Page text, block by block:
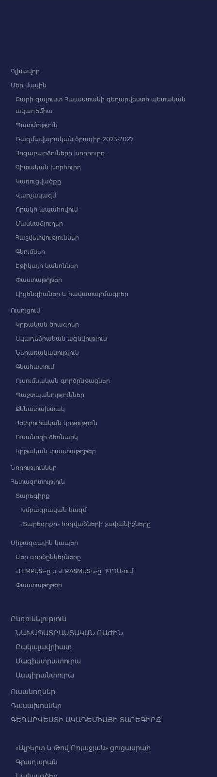
Գլխավոր
Մեր մասին
Բարի գալուստ Հայաստանի գեղարվեստի պետական
ակադեմիա
Պատմություն
Ռազմավարական ծրագիր 2023-2027
Հոգաբարձուների խորհուրդ
Գիտական խորհուրդ
Կառուցվածքը
Վարչակազմ
Որակի ապահովում
Մասնաճյուղեր
Հաշվետվություններ
Գնումներ
Էթիկայի կանոններ
Փաստաթղթեր
Լիցենզիաներ և հավատարմագրեր
Ուսուցում
Կրթական ծրագրեր
Ակադեմիական ազնվություն
Ներառականություն
Գնահատում
Ուսումնական գործընթացներ
Պաշտպանություններ
Քննատախտակ
Հետբուհական կրթություն
Ուսանողի ձեռնարկ
Կրթական փաստաթղթեր
Նորություններ
Հետազոտություն
Տարեգիրք
Խմբագրական կազմ
«Տարեգրքի» հոդվածների չափանիշները
Միջազգային կապեր
Մեր գործընկերները
«TEMPUS»-ը և «ERASMUS+»-ը ՀԳՊԱ-ում
Փաստաթղթեր
Ընդունելություն
ՆԱԽԱՊԱՏՐԱՍՏԱԿԱՆ ԲԱԺԻՆ
Բակալավրիատ
Մագիստրատուրա
Ասպիրանտուրա
Ուսանողներ
Դասախոսներ
ԳԵՂԱՐՎԵՍՏԻ ԱԿԱԴԵՄԻԱՅԻ ՏԱՐԵԳԻՐՔ
«Ալբերտ և Թով Բոյաջյան» ցուցասրահ
Գրադարան